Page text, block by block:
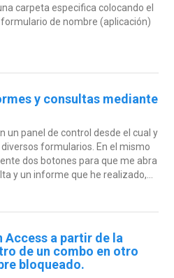
carpeta especifica colocando el
de nombre (aplicación)
y consultas mediante
un panel de control desde el cual y
formularios. En el mismo
dos botones para que me abra
y un informe que he realizado,...
a partir de la
de un combo en otro
bloqueado.